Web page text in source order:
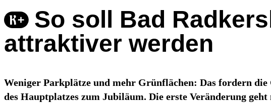
So soll Bad
attraktiver werden
Weniger Parkplätze und mehr Grünflächen: Das fordern
des Hauptplatzes zum Jubiläum. Die erste Veränderung